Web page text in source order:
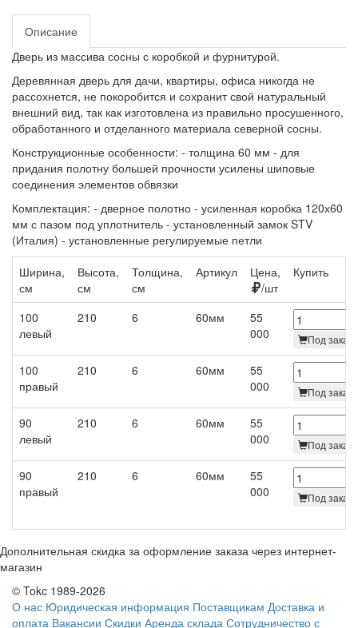
Описание
Дверь из массива сосны с коробкой и фурнитурой.
Деревянная дверь для дачи, квартиры, офиса никогда не
рассохнется, не покоробится и сохранит свой натуральный
внешний вид, так как изготовлена из правильно просушенного,
обработанного и отделанного материала северной сосны.
Конструкционные особенности: - толщина 60 мм - для
придания полотну большей прочности усилены шиповые
соединения элементов обвязки
Комплектация: - дверное полотно - усиленная коробка 120х60
мм с пазом под уплотнитель - установленный замок STV
(Италия) - установленные регулируемые петли
Ширина,
см
Высота,
см
Толщина,
см
Артикул
Цена,
/шт
Купить
100
левый
210 6 60мм
55
000
Под заказ
100
правый
210 6 60мм
55
000
Под заказ
90
левый
210 6 60мм
55
000
Под заказ
90
правый
210 6 60мм
55
000
Под заказ
Дополнительная скидка за оформление заказа через интернет-
магазин
© Tokc 1989-2026
О нас Юридическая информация Поставщикам Доставка и
оплата Вакансии Скидки Аренда склада Сотрудничество с